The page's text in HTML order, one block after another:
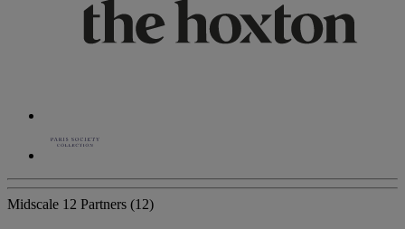
Midscale 12 Partners (12)